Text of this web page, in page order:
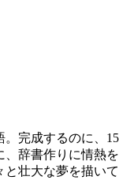
。完成するのに、15
、辞書作りに情熱を
壮大な夢を描いて